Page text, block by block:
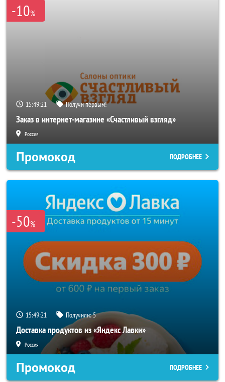
-10%
15:49:19 Получи первым!
Заказ в интернет-магазине «Счастливый взгляд»
Россия
Промокод ПОДРОБНЕЕ
-50%
15:49:19 Получили:5
Доставка продуктов из «Яндекс Лавки»
Россия
Промокод ПОДРОБНЕЕ